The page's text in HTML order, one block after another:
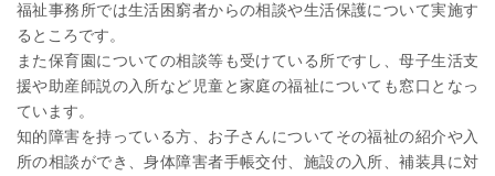
福祉事務所では生活困窮者からの相談や生活保護について実施す
るところです。
また保育園についての相談等も受けている所ですし、母子生活支
援や助産師説の入所など児童と家庭の福祉についても窓口となっ
ています。
知的障害を持っている方、お子さんについてその福祉の紹介や入
所の相談ができ、身体障害者手帳交付、施設の入所、補装具に対